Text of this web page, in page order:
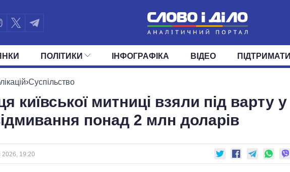
ПОЛІТИКА ЕКОНОМІКА СУСПІЛЬСТВО СВІТ
ПОЛIТИКИ
ПРЕЗИДЕНТ І ОФІС
ДЕПУТАТИ КОМІТЕТИ ФРАКЦІЇ ОКРУГИ
ІНФОГРАФІКА ВІДЕО ПІДТРИМАТИ
›Суспільство
київської митниці взяли під варту у
понад 2 млн доларів
2026, 19:20